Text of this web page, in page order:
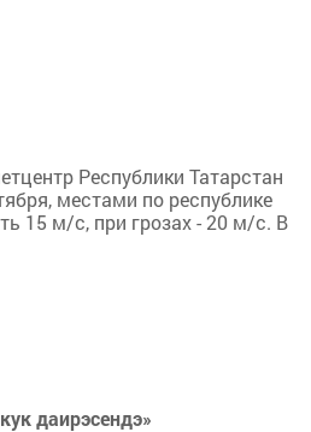
Республики Татарстан
местами по республике
15 м/с, при грозах - 20 м/с. В
даирэсендэ»